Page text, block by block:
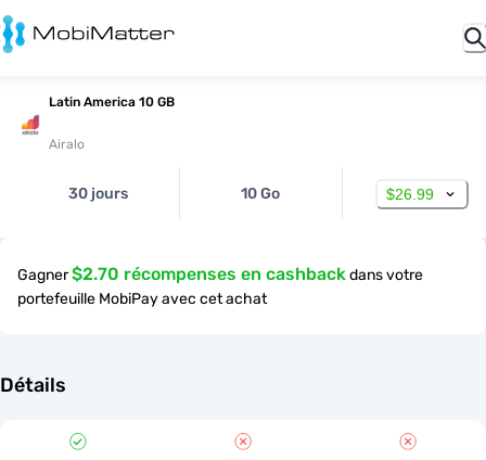
Latin America 10 GB
Airalo
30 jours 10 Go $26.99
Gagner$2.70 récompenses en cashbackdans votre
portefeuille MobiPay avec cet achat
Détails